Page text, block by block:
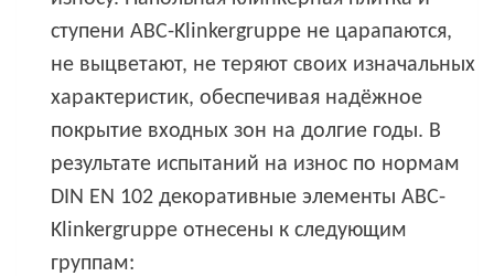
ступени ABC-Klinkergruppe не царапаются,
не выцветают, не теряют своих изначальных
характеристик, обеспечивая надёжное
покрытие входных зон на долгие годы. В
результате испытаний на износ по нормам
DIN EN 102 декоративные элементы ABC-
Klinkergruppe отнесены к следующим
группам: